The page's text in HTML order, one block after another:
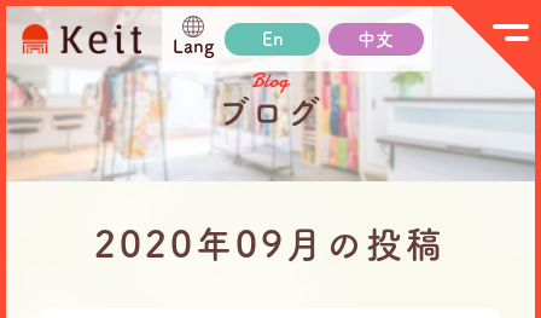
Lang En 中文
Blog
ブログ
2020年09月の投稿